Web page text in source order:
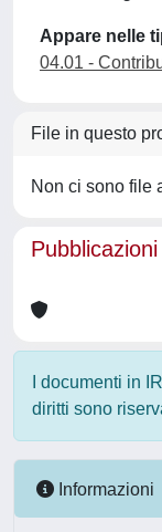
Appare nelle
04.01 -
File in questo
Non ci sono file
I documenti in
diritti sono
Informazioni